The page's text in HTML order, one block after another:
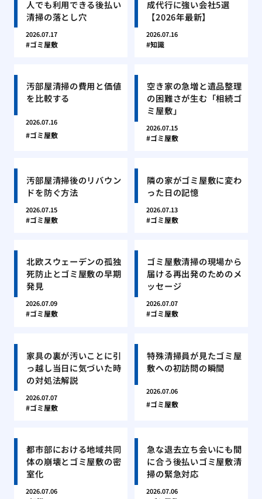
人でも利用できる後払い
清掃の落とし穴
2026.07.17
ゴミ屋敷
成代行に強い会社5選
【2026年最新】
2026.07.16
知識
汚部屋清掃の費用と価値
を比較する
2026.07.16
ゴミ屋敷
空き家の急増と遺品整理
の困難さが生む「相続ゴ
ミ屋敷」
2026.07.15
ゴミ屋敷
汚部屋清掃後のリバウン
ドを防ぐ方法
2026.07.15
ゴミ屋敷
隣の家がゴミ屋敷に変わ
った日の記憶
2026.07.13
ゴミ屋敷
北欧スウェーデンの孤独
死防止とゴミ屋敷の早期
発見
2026.07.09
ゴミ屋敷
ゴミ屋敷清掃の現場から
届ける再出発のためのメ
ッセージ
2026.07.07
ゴミ屋敷
家具の裏が汚いことに引
っ越し当日に気づいた時
の対処法解説
2026.07.07
ゴミ屋敷
特殊清掃員が見たゴミ屋
敷への初訪問の瞬間
2026.07.06
ゴミ屋敷
都市部における地域共同
体の崩壊とゴミ屋敷の密
室化
2026.07.06
急な退去立ち会いにも間
に合う後払いゴミ屋敷清
掃の緊急対応
2026.07.06